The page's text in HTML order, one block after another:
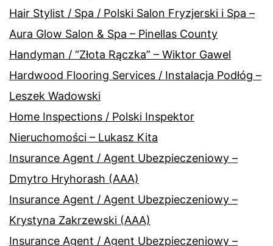
Hair Stylist / Spa / Polski Salon Fryzjerski i Spa –
Aura Glow Salon & Spa – Pinellas County
Handyman / “Złota Rączka” – Wiktor Gawel
Hardwood Flooring Services / Instalacja Podłóg –
Leszek Wadowski
Home Inspections / Polski Inspektor
Nieruchomości – Lukasz Kita
Insurance Agent / Agent Ubezpieczeniowy –
Dmytro Hryhorash (AAA)
Insurance Agent / Agent Ubezpieczeniowy –
Krystyna Zakrzewski (AAA)
Insurance Agent / Agent Ubezpieczeniowy –